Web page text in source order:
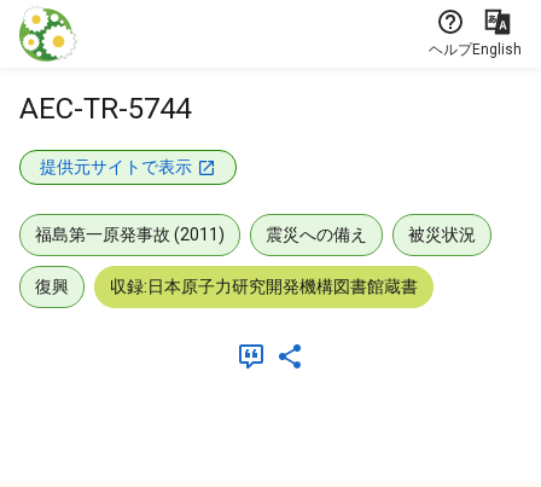
本文に飛ぶ
ヘルプEnglish
AEC-TR-5744
提供元サイトで表示
福島第一原発事故 (2011) 震災への備え 被災状況
復興 収録:日本原子力研究開発機構図書館蔵書